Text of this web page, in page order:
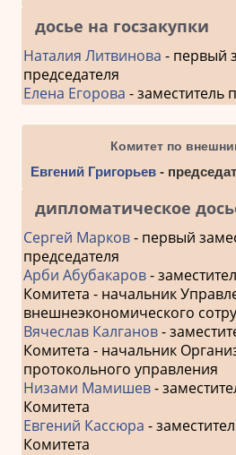
досье на госзакупки
Наталия Литвинова - первый
председателя
Елена Егорова - заместитель
Комитет по
Евгений Григорьев-
дипломатическое
Сергей Марков- первый
председателя
Арби Абубакаров-
Комитета - начальник
внешнеэкономического
Вячеслав Калганов-
Комитета - начальник
протокольного управления
Низами Мамишев-
Комитета
Евгений Кассюра -
Комитета